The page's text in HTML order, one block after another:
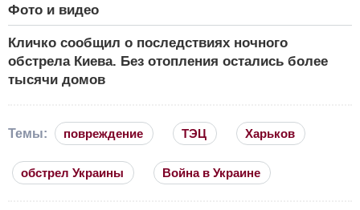
Фото и видео
Кличко сообщил о последствиях ночного
обстрела Киева. Без отопления остались более
тысячи домов
Темы: повреждение ТЭЦ Харьков
обстрел Украины Война в Украине